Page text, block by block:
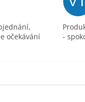
je 5 z 5
očekávání
-